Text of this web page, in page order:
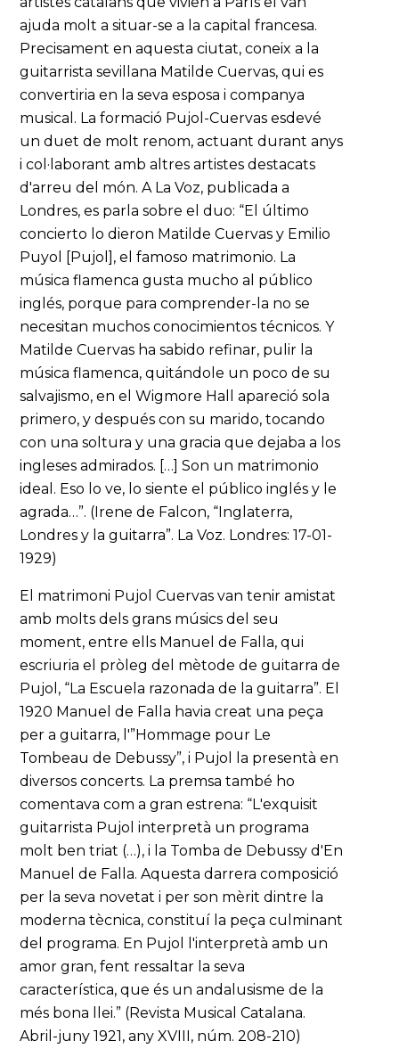
ajuda molt a situar-se a la capital francesa.
Precisament en aquesta ciutat, coneix a la
guitarrista sevillana Matilde Cuervas, qui es
convertiria en la seva esposa i companya
musical. La formació Pujol-Cuervas esdevé
un duet de molt renom, actuant durant anys
i col·laborant amb altres artistes destacats
d'arreu del món. A La Voz, publicada a
Londres, es parla sobre el duo: “El último
concierto lo dieron Matilde Cuervas y Emilio
Puyol [Pujol], el famoso matrimonio. La
música flamenca gusta mucho al público
inglés, porque para comprender-la no se
necesitan muchos conocimientos técnicos. Y
Matilde Cuervas ha sabido refinar, pulir la
música flamenca, quitándole un poco de su
salvajismo, en el Wigmore Hall apareció sola
primero, y después con su marido, tocando
con una soltura y una gracia que dejaba a los
ingleses admirados. […] Son un matrimonio
ideal. Eso lo ve, lo siente el público inglés y le
agrada…”. (Irene de Falcon, “Inglaterra,
Londres y la guitarra”. La Voz. Londres: 17-01-
1929)
El matrimoni Pujol Cuervas van tenir amistat
amb molts dels grans músics del seu
moment, entre ells Manuel de Falla, qui
escriuria el pròleg del mètode de guitarra de
Pujol, “La Escuela razonada de la guitarra”. El
1920 Manuel de Falla havia creat una peça
per a guitarra, l'”Hommage pour Le
Tombeau de Debussy”, i Pujol la presentà en
diversos concerts. La premsa també ho
comentava com a gran estrena: “L'exquisit
guitarrista Pujol interpretà un programa
molt ben triat (…), i la Tomba de Debussy d'En
Manuel de Falla. Aquesta darrera composició
per la seva novetat i per son mèrit dintre la
moderna tècnica, constituí la peça culminant
del programa. En Pujol l'interpretà amb un
amor gran, fent ressaltar la seva
característica, que és un andalusisme de la
més bona llei.” (Revista Musical Catalana.
Abril-juny 1921, any XVIII, núm. 208-210)